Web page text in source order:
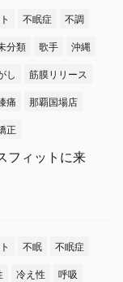
不眠症
不調
分類 歌手
沖縄
し
筋膜リリース
痛
那覇国場店
正
フィットに来
不眠
不眠症
冷え性
呼吸